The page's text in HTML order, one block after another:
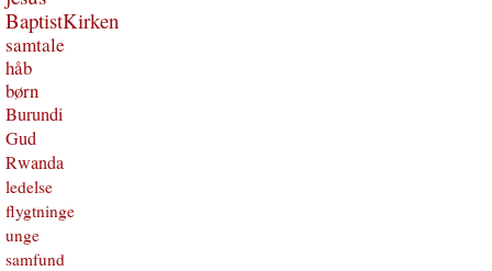
BaptistKirken
samtale
håb
børn
Burundi
Gud
Rwanda
ledelse
flygtninge
unge
samfund